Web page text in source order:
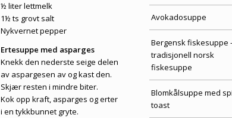
½ liter lettmelk
1½ ts grovt salt
Nykvernet pepper
Ertesuppe med asparges
Knekk den nederste seige delen
av aspargesen av og kast den.
Skjær resten i mindre biter.
Kok opp kraft, asparges og erter
i en tykkbunnet gryte.
Avokadosuppe
Bergensk fiskesuppe
tradisjonell norsk
fiskesuppe
Blomkålsuppe med
toast